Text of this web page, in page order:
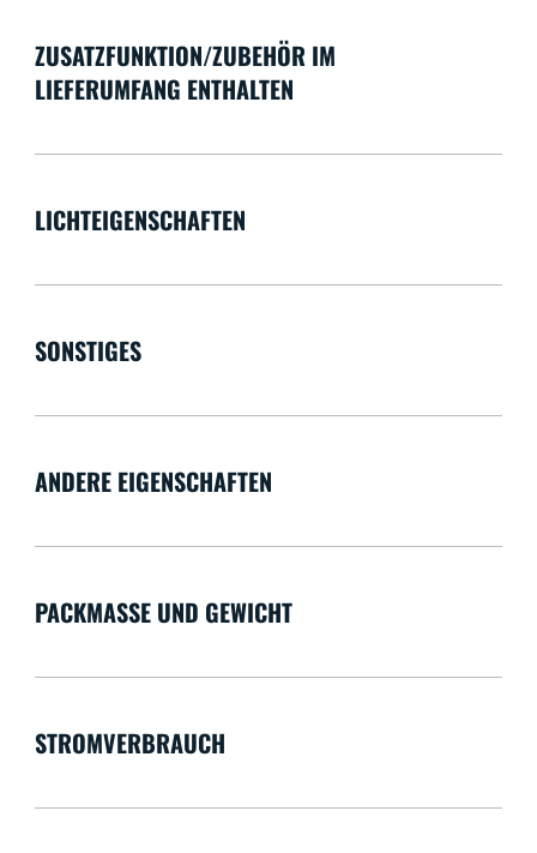
ZUSATZFUNKTION/ZUBEHÖR IM
LIEFERUMFANG ENTHALTEN
LICHTEIGENSCHAFTEN
SONSTIGES
ANDERE EIGENSCHAFTEN
PACKMASSE UND GEWICHT
STROMVERBRAUCH